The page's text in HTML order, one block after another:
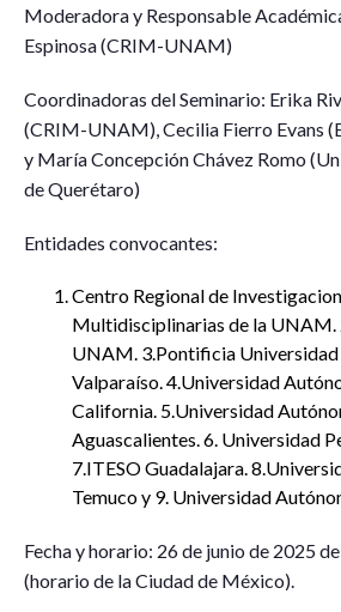
Moderadora y Responsable
Espinosa (CRIM-UNAM)
Coordinadoras del Seminario: Erika
(CRIM-UNAM), Cecilia Fierro Evans
y María Concepción Chávez Romo
de Querétaro)
Entidades convocantes:
Centro Regional de
Multidisciplinarias de la UNAM.
UNAM. 3.Pontificia
Valparaíso. 4.Universidad
California. 5.Universidad
Aguascalientes. 6. Universidad
7.ITESO Guadalajara.
Temuco y 9. Universidad
Fecha y horario: 26 de junio de 2025
(horario de la Ciudad de México).